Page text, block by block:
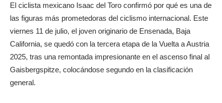
El ciclista mexicano Isaac del Toro confirmó por qué es una de
las figuras más prometedoras del ciclismo internacional. Este
viernes 11 de julio, el joven originario de Ensenada, Baja
California, se quedó con la tercera etapa de la Vuelta a Austria
2025, tras una remontada impresionante en el ascenso final al
Gaisbergspitze, colocándose segundo en la clasificación
general.